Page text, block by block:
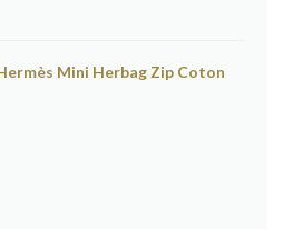
Mini Herbag Zip Coton